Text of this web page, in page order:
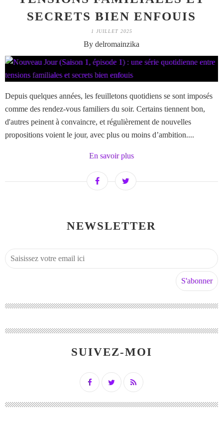
SECRETS BIEN ENFOUIS
1 JUILLET 2025
By delromainzika
Depuis quelques années, les feuilletons quotidiens se sont imposés
comme des rendez-vous familiers du soir. Certains tiennent bon,
d'autres peinent à convaincre, et régulièrement de nouvelles
propositions voient le jour, avec plus ou moins d’ambition....
En savoir plus
NEWSLETTER
SUIVEZ-MOI